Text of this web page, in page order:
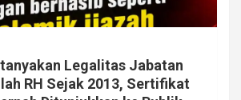
Legalitas Jabatan
RH Sejak 2013, Sertifikat